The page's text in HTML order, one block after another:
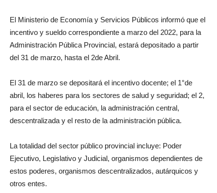
El Ministerio de Economía y Servicios Públicos informó que el
incentivo y sueldo correspondiente a marzo del 2022, para la
Administración Pública Provincial, estará depositado a partir
del 31 de marzo, hasta el 2de Abril.
El 31 de marzo se depositará el incentivo docente; el 1°de
abril, los haberes para los sectores de salud y seguridad; el 2,
para el sector de educación, la administración central,
descentralizada y el resto de la administración pública.
La totalidad del sector público provincial incluye: Poder
Ejecutivo, Legislativo y Judicial, organismos dependientes de
estos poderes, organismos descentralizados, autárquicos y
otros entes.